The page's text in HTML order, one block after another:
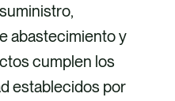
abastecimiento y
cumplen los
establecidos por